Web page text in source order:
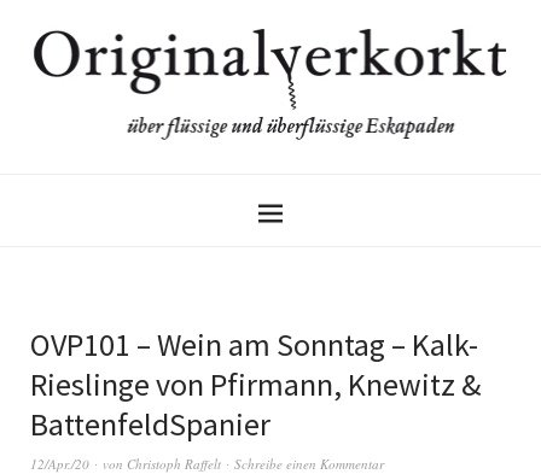
OVP101 – Wein am Sonntag – Kalk-
Rieslinge von Pfirmann, Knewitz &
BattenfeldSpanier
12/Apr./20 von Christoph Raffelt Schreibe einen Kommentar